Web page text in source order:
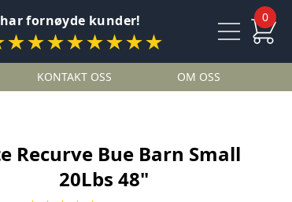
fornøyde kunder! 0
KONTAKT OSS OM OSS
Recurve Bue Barn Small
20Lbs 48"